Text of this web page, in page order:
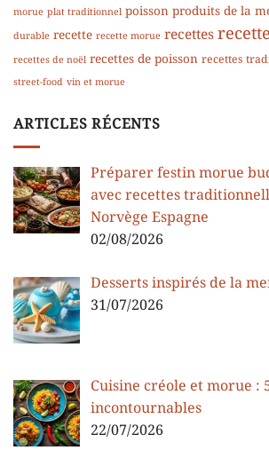
morue plat traditionnel poisson produits de la
durable recette recette morue recettes
recettes de noël recettes de poisson recettes
street-food vin et morue
ARTICLES RÉCENTS
Préparer festin morue
avec recettes
Norvège Espagne
02/08/2026
Desserts inspirés de la
31/07/2026
Cuisine créole et morue :
incontournables
22/07/2026